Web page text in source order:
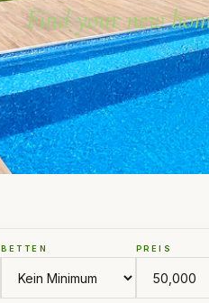
Find your new
BETTEN PREIS